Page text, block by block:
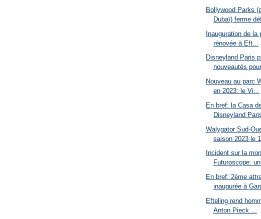
Bollywood Parks
Dubaï) ferme
Inauguration de la
rénovée à Eft...
Disneyland Paris
nouveautés
Nouveau au parc
en 2023: le Vi...
En bref: la Casa
Disneyland
Walygator Sud-
saison 2023 le
Incident sur la
Futuroscope:
En bref: 2ème
inaugurée à
Efteling rend
Anton Pieck ...